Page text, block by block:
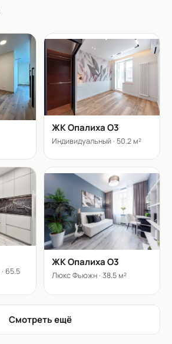
ЖК Опалиха О3
Индивидуальный · 50.2 м²
· 65.5
ЖК Опалиха О3
Люкс Фьюжн · 38.5 м²
Смотреть ещё